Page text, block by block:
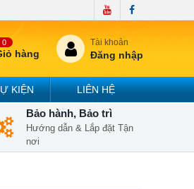
0
hàng
Tài khoản
Đăng nhập
KIỆN LIÊN HỆ
Bảo hành, Bảo trì
Hướng dẫn & Lắp đặt Tận
nơi